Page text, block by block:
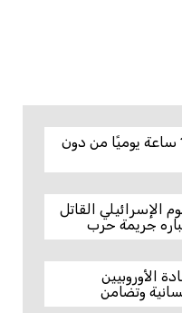
“لمدة خمسة أشهر، عملتُ 14 ساعة يوميًا من دون
الإسرائيلي القاتل
جريمة حرب
الأوروبيين
وتضامن